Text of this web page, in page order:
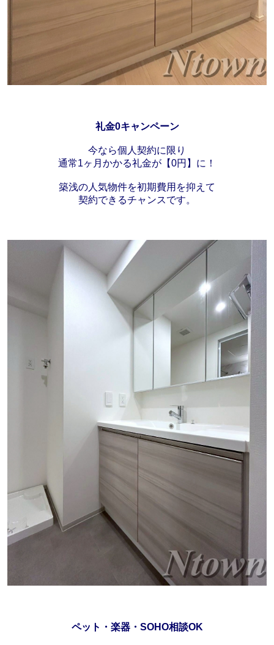
礼金0キャンペーン
今なら個人契約に限り
通常1ヶ月かかる礼金が【0円】に！
築浅の人気物件を初期費用を抑えて
契約できるチャンスです。
ペット・楽器・SOHO相談OK